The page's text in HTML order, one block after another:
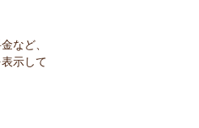
など、
示して